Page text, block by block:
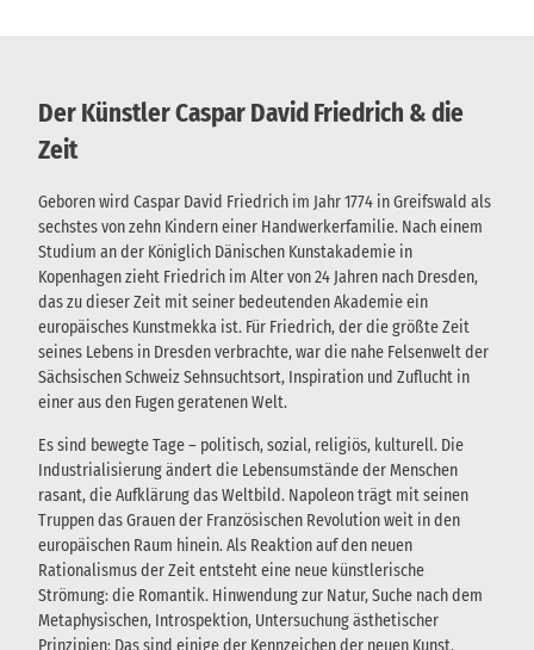
Der Künstler Caspar David Friedrich & die
Zeit
Geboren wird Caspar David Friedrich im Jahr 1774 in Greifswald als
sechstes von zehn Kindern einer Handwerkerfamilie. Nach einem
Studium an der Königlich Dänischen Kunstakademie in
Kopenhagen zieht Friedrich im Alter von 24 Jahren nach Dresden,
das zu dieser Zeit mit seiner bedeutenden Akademie ein
europäisches Kunstmekka ist. Für Friedrich, der die größte Zeit
seines Lebens in Dresden verbrachte, war die nahe Felsenwelt der
Sächsischen Schweiz Sehnsuchtsort, Inspiration und Zuflucht in
einer aus den Fugen geratenen Welt.
Es sind bewegte Tage – politisch, sozial, religiös, kulturell. Die
Industrialisierung ändert die Lebensumstände der Menschen
rasant, die Aufklärung das Weltbild. Napoleon trägt mit seinen
Truppen das Grauen der Französischen Revolution weit in den
europäischen Raum hinein. Als Reaktion auf den neuen
Rationalismus der Zeit entsteht eine neue künstlerische
Strömung: die Romantik. Hinwendung zur Natur, Suche nach dem
Metaphysischen, Introspektion, Untersuchung ästhetischer
Prinzipien: Das sind einige der Kennzeichen der neuen Kunst.